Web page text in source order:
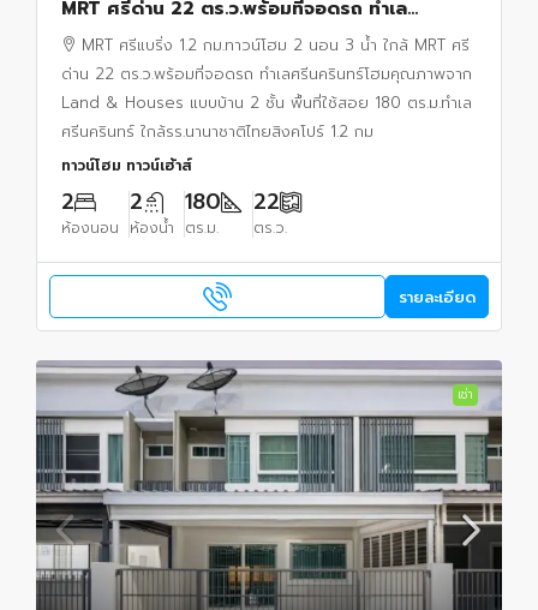
MRT ศรีด่าน 22 ตร.ว.พร้อมที่จอดรถ ทำเล
ศรีนครินทร์
MRT ศรีแบริ่ง 1.2 กม.ทาวน์โฮม 2 นอน 3 น้ำ ใกล้ MRT ศรี
ด่าน 22 ตร.ว.พร้อมที่จอดรถ ทำเลศรีนครินทร์โฮมคุณภาพจาก
Land & Houses แบบบ้าน 2 ชั้น พื้นที่ใช้สอย 180 ตร.ม.ทำเล
ศรีนครินทร์ ใกล้รร.นานาชาติไทยสิงคโปร์ 1.2 กม
ทาวน์โฮม ทาวน์เฮ้าส์
2
ห้องนอน
2
ห้องน้ำ
180
ตร.ม.
22
ตร.ว.
รายละเอียด
เช่า